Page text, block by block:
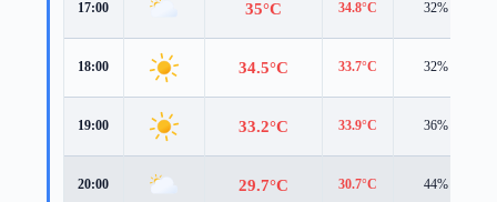
17:00 35°C 34.8°C 32%
18:00 34.5°C 33.7°C 32%
19:00 33.2°C 33.9°C 36%
20:00 29.7°C 30.7°C 44%